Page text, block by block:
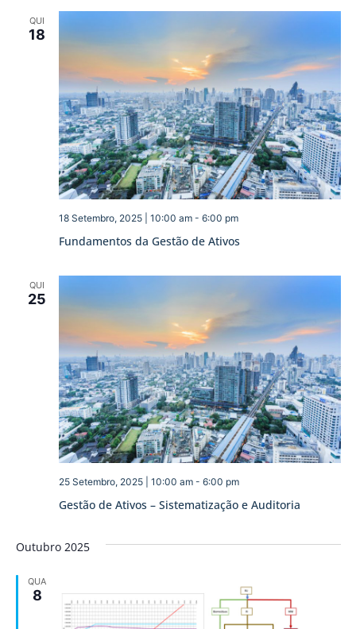
QUI
18
Fundamentos da Gestão de Ativos
18 Setembro, 2025 | 10:00 am- 6:00 pm
QUI
25
Gestão de Ativos – Sistematização e Auditoria
25 Setembro, 2025 | 10:00 am- 6:00 pm
Outubro 2025
QUA
8